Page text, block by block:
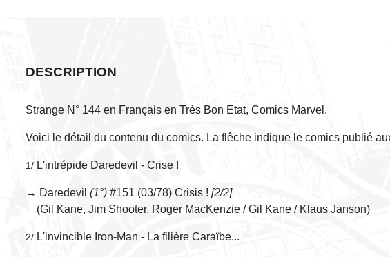
DESCRIPTION
Strange N° 144 en Français en Très Bon Etat, Comics Marvel.
Voici le détail du contenu du comics. La flêche indique le comics publié
1/ L'intrépide Daredevil - Crise !
→ Daredevil (1°) #151 (03/78) Crisis ! [2/2]
(Gil Kane, Jim Shooter, Roger MacKenzie / Gil Kane / Klaus Janson)
2/ L'invincible Iron-Man - La filière Caraïbe...